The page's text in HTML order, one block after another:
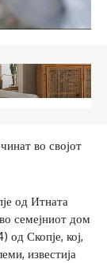
во својот
од Итната
семејниот дом
Скопје, кој,
известија